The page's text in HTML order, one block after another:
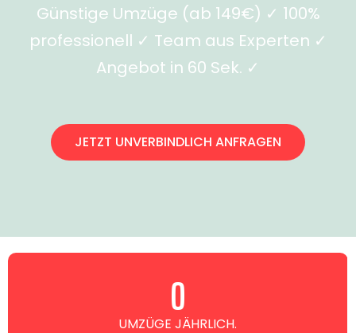
Günstige Umzüge (ab 149€) ✓ 100%
professionell ✓ Team aus Experten ✓
Angebot in 60 Sek. ✓
JETZT UNVERBINDLICH ANFRAGEN
UMZÜGE JÄHRLICH.
0